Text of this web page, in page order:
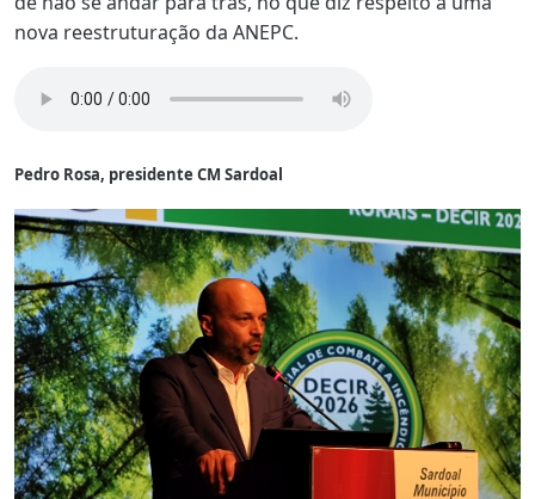
nova reestruturação da ANEPC.
Pedro Rosa, presidente CM Sardoal